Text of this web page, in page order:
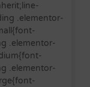
.elementor-
.elementor-
.elementor-